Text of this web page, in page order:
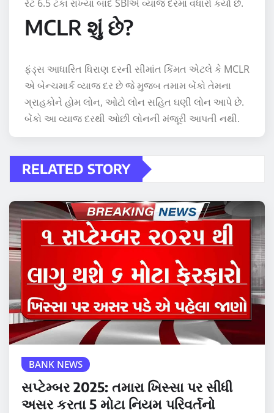
રેટ 6.5 ટકા રાખ્યા બાદ SBIએ વ્યાજ દરમાં વધારો કર્યો છે.
MCLR શું છે?
ફંડ્સ આધારિત ધિરાણ દરની સીમાંત કિંમત એટલે કે MCLR
એ બેન્ચમાર્ક વ્યાજ દર છે જે મુજબ તમામ બેંકો તેમના
ગ્રાહકોને હોમ લોન, ઓટો લોન સહિત ઘણી લોન આપે છે.
બેંકો આ વ્યાજ દરથી ઓછી લોનની મંજૂરી આપતી નથી.
RELATED STORY
BANK NEWS
સપ્ટેમ્બર 2025: તમારા ખિસ્સા પર સીધી
અસર કરતા 5 મોટા નિયમ પરિવર્તનો